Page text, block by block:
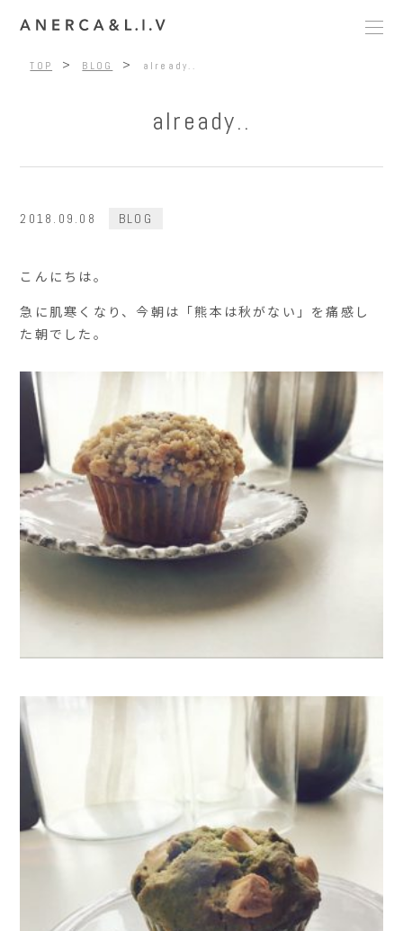
TOP > BLOG > already..
already..
2018.09.08 BLOG
こんにちは。
急に肌寒くなり、今朝は「熊本は秋がない」を痛感し
た朝でした。